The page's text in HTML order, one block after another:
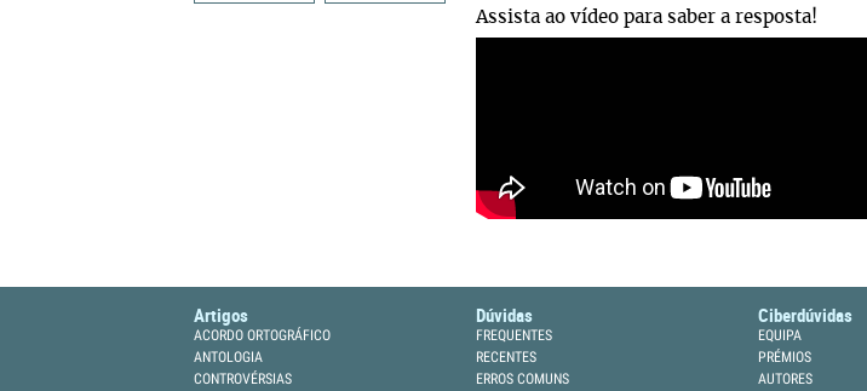
Assista ao vídeo para saber a resposta!
Artigos
ACORDO ORTOGRÁFICO
ANTOLOGIA
CONTROVÉRSIAS
Dúvidas
FREQUENTES
RECENTES
ERROS COMUNS
Ciberdúvidas
EQUIPA
PRÉMIOS
AUTORES